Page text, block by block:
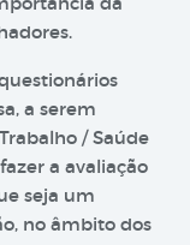
a serem
/ Saúde
a avaliação
seja um
no âmbito dos